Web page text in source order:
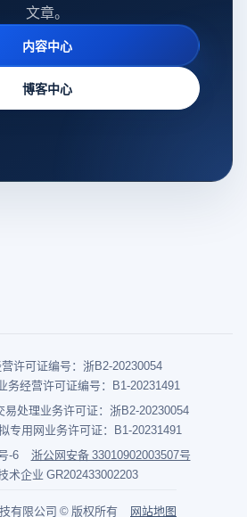
文章。
内容中心
博客中心
许可证编号：浙B2-20230054
务经营许可证编号：B1-20231491
处理业务许可证：浙B2-20230054
专用网业务许可证：B1-20231491
-6
浙公网安备 33010902003507号
术企业 GR202433002203
有限公司 © 版权所有 网站地图